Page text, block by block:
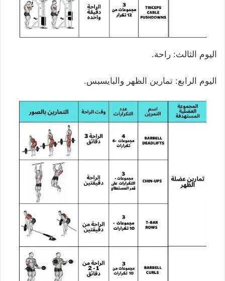
اليوم الثالث: راحة.
اليوم الرابع: تمارين الظهر والبايسبس.